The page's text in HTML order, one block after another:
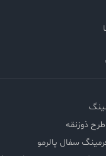
ذوزنقه
سفال پالرمو